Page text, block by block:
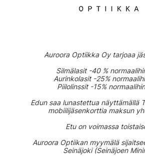
Auroora Optiikka Oy tarjoaa
Silmälasit -40 %
Aurinkolasit -25%
Piilolinssit -15%
Edun saa lunastettua näyttämällä
mobiilijäsenkorttia maksun
Etu on voimassa
Auroora Optiikan myymälä
Seinäjoki (Seinäjoen